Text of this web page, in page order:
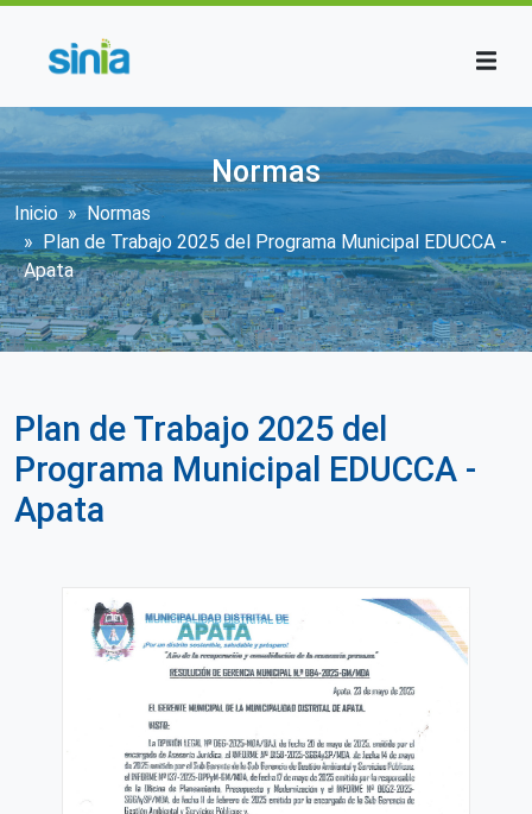
Normas
Sobrescribir enlaces de ayuda a la
Inicio
Normas
Plan de Trabajo 2025 del Programa Municipal EDUCCA -
Apata
Plan de Trabajo 2025 del
Programa Municipal EDUCCA -
Apata